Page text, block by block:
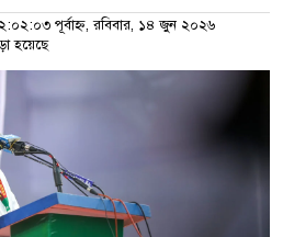
পূর্বাহ্ন, রবিবার, ১৪ জুন ২০২৬
হয়েছে